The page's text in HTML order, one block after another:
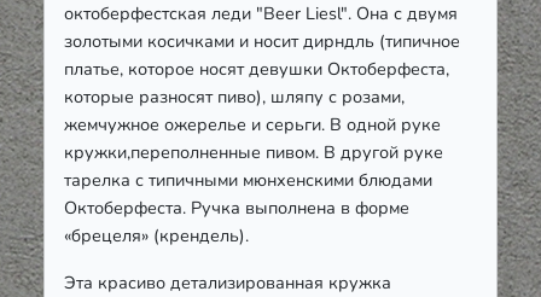
октоберфестская леди "Beer Liesl". Она с двумя
золотыми косичками и носит дирндль (типичное
платье, которое носят девушки Октоберфеста,
которые разносят пиво), шляпу с розами,
жемчужное ожерелье и серьги. В одной руке
кружки,переполненные пивом. В другой руке
тарелка с типичными мюнхенскими блюдами
Октоберфеста. Ручка выполнена в форме
«брецеля» (крендель).
Эта красиво детализированная кружка